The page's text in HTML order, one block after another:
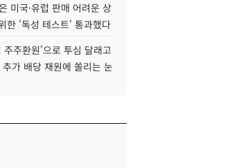
미국·유럽 판매 어려운 상
한 '독성 테스트' 통과했다
주환원'으로 투심 달래고
가 배당 재원에 쏠리는 눈